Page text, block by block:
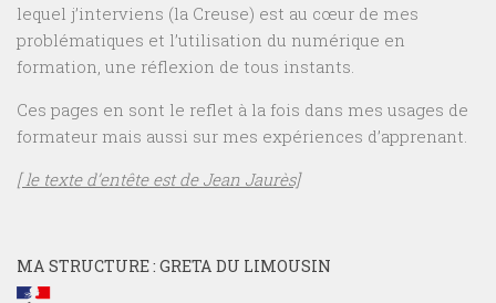
lequel j’interviens (la Creuse) est au cœur de mes
problématiques et l’utilisation du numérique en
formation, une réflexion de tous instants.
Ces pages en sont le reflet à la fois dans mes usages de
formateur mais aussi sur mes expériences d’apprenant.
[ le texte d’entête est de Jean Jaurès]
MA STRUCTURE : GRETA DU LIMOUSIN